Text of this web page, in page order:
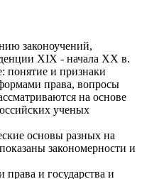
законоучений,
XIX - начала XX в.
понятие и признаки
права, вопросы
на основе
ученых
основы разных на
закономерности и
права и государства и